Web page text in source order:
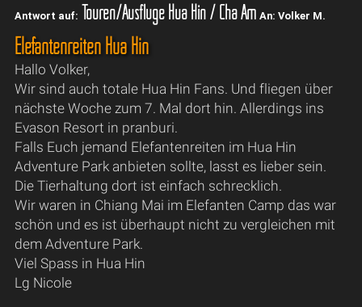
Antwort auf: Touren/Ausflüge Hua Hin / Cha Am An: Volker M.
Elefantenreiten Hua Hin
Hallo Volker,
Wir sind auch totale Hua Hin Fans. Und fliegen über
nächste Woche zum 7. Mal dort hin. Allerdings ins
Evason Resort in pranburi.
Falls Euch jemand Elefantenreiten im Hua Hin
Adventure Park anbieten sollte, lasst es lieber sein.
Die Tierhaltung dort ist einfach schrecklich.
Wir waren in Chiang Mai im Elefanten Camp das war
schön und es ist überhaupt nicht zu vergleichen mit
dem Adventure Park.
Viel Spass in Hua Hin
Lg Nicole